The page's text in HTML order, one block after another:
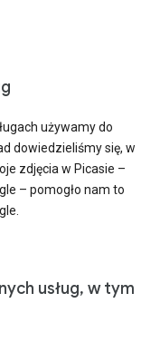
używamy do
dowiedzieliśmy się, w
zdjęcia w Picasie –
– pomogło nam to
usług, w tym